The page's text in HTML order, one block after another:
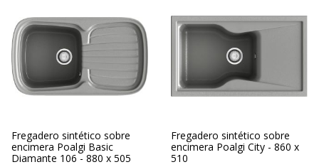
Fregadero sintético sobre
encimera Poalgi Basic
Diamante 106 - 880 x 505
Fregadero sintético sobre
encimera Poalgi City - 860 x
510